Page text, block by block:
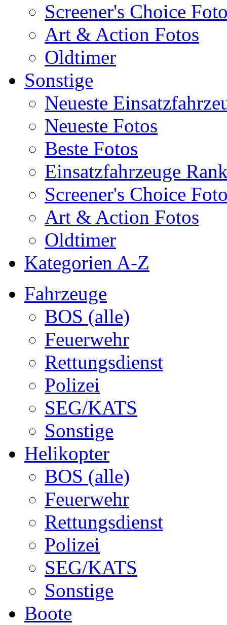
Screener's Choice
Art & Action Fotos
Oldtimer
Sonstige
Neueste
Neueste Fotos
Beste Fotos
Einsatzfahrzeuge
Screener's Choice
Art & Action Fotos
Oldtimer
Kategorien A-Z
Fahrzeuge
BOS (alle)
Feuerwehr
Rettungsdienst
Polizei
SEG/KATS
Sonstige
Helikopter
BOS (alle)
Feuerwehr
Rettungsdienst
Polizei
SEG/KATS
Sonstige
Boote